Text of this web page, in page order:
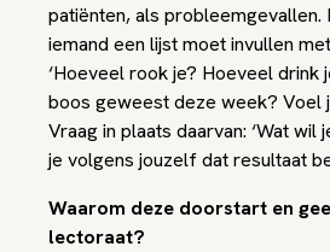
patiënten, als probleemgevallen.
iemand een lijst moet invullen
‘Hoeveel rook je? Hoeveel drink
boos geweest deze week? Voel
Vraag in plaats daarvan: ‘Wat wil
je volgens jouzelf dat resultaat
Waarom deze doorstart en
lectoraat?